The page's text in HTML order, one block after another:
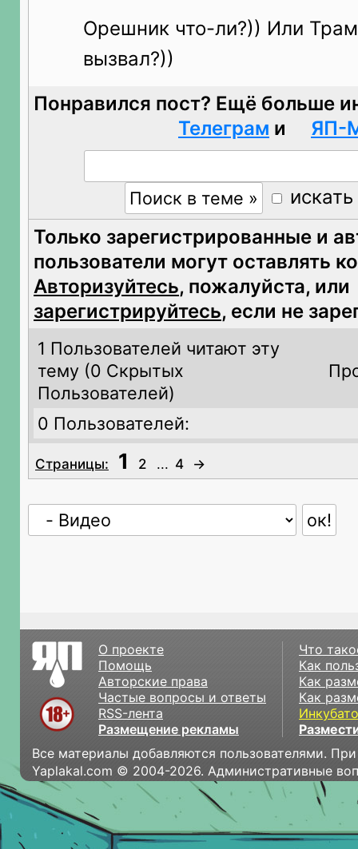
Орешник что-ли?)) Или
вызвал?))
Понравился пост? Ещё больше
Телеграм и ЯП-
Только зарегистрированные и
пользователи могут оставлять
Авторизуйтесь, пожалуйста, или
зарегистрируйтесь, если не
1 Пользователей читают эту
тему (0 Скрытых
Пользователей)
0 Пользователей:
Страницы: 1 2 ... 4 →
О проекте
Помощь
Авторские права
Частые вопросы и ответы
RSS-лента
Размещение рекламы
Что
Как
Как
Как
Все материалы добавляются пользователями.
Yaplakal.com © 2004-2026. Административные